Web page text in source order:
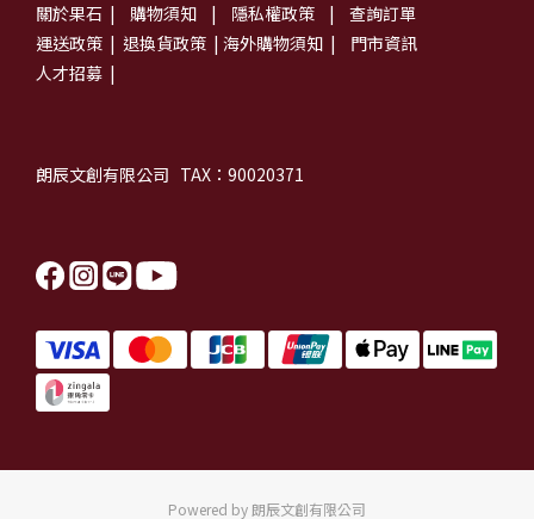
關於果石 | 購物須知 | 隱私權政策 | 查詢訂單
運送政策 | 退換貨政策 | 海外購物須知 | 門市資訊
人才招募 |
朗辰文創有限公司 TAX：90020371
Powered by 朗辰文創有限公司